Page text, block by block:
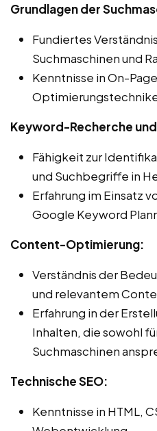
Grundlagen der
Fundiertes
Suchmaschinen und
Kenntnisse in On-
Keyword-Recherche
Fähigkeit zur
und Suchbegriffe in
Erfahrung im Einsatz
Google Keyword
Content-Optimierung:
Verständnis der
und relevantem
Erfahrung in der
Inhalten, die sowohl
Suchmaschinen
Technische SEO:
Kenntnisse in HTML,